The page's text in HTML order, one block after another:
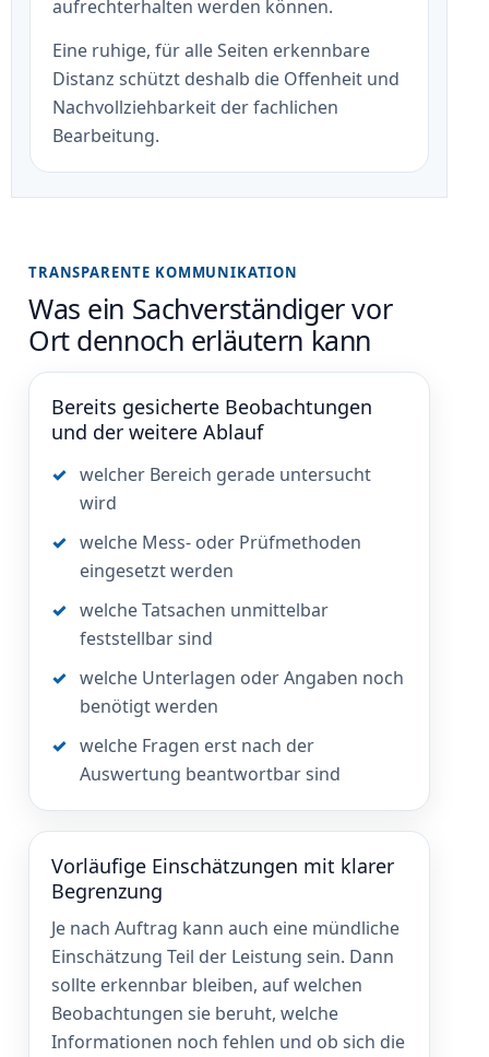
aufrechterhalten werden können.
Eine ruhige, für alle Seiten erkennbare
Distanz schützt deshalb die Offenheit und
Nachvollziehbarkeit der fachlichen
Bearbeitung.
TRANSPARENTE KOMMUNIKATION
Was ein Sachverständiger vor
Ort dennoch erläutern kann
Bereits gesicherte Beobachtungen
und der weitere Ablauf
welcher Bereich gerade untersucht
wird
welche Mess- oder Prüfmethoden
eingesetzt werden
welche Tatsachen unmittelbar
feststellbar sind
welche Unterlagen oder Angaben noch
benötigt werden
welche Fragen erst nach der
Auswertung beantwortbar sind
Vorläufige Einschätzungen mit klarer
Begrenzung
Je nach Auftrag kann auch eine mündliche
Einschätzung Teil der Leistung sein. Dann
sollte erkennbar bleiben, auf welchen
Beobachtungen sie beruht, welche
Informationen noch fehlen und ob sich die